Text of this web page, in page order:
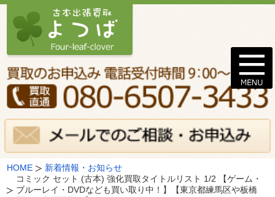
HOME
新着情報・お知らせ
コミック セット (古本) 強化買取タイトルリスト 1/2 【ゲーム・
ブルーレイ・DVDなども買い取り中！】【東京都練馬区や板橋